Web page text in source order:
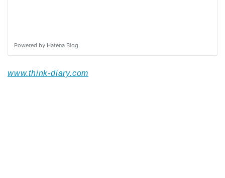
www.think-diary.com